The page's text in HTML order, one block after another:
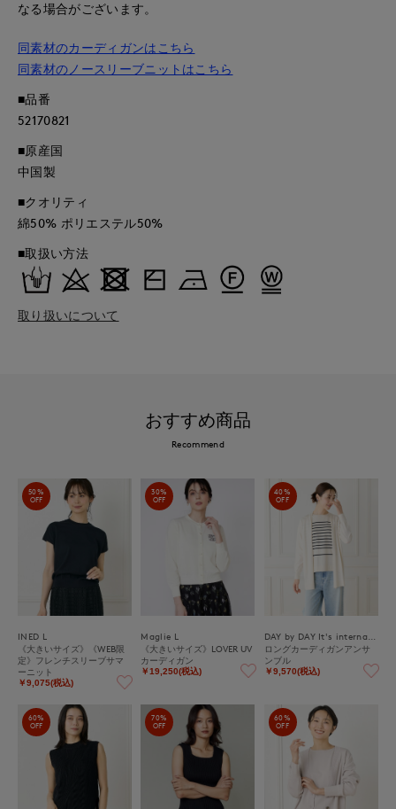
なる場合がございます。
同素材のカーディガンはこちら
同素材のノースリーブニットはこちら
■品番
52170821
■原産国
中国製
■クオリティ
綿50% ポリエステル50%
■取扱い方法
取り扱いについて
おすすめ商品
Recommend
50%
OFF
INED L
《大きいサイズ》《WEB限
定》フレンチスリーブサマ
ーニット
￥9,075(税込)
30%
OFF
Maglie L
《大きいサイズ》LOVER UV
カーディガン
￥19,250(税込)
40%
OFF
ロングカーディガンアンサ
ンブル
￥9,570(税込)
60%
OFF
70%
OFF
60%
OFF